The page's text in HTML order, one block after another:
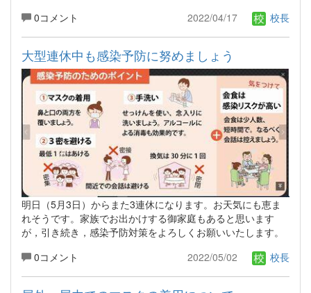
0コメント 2022/04/17 校長
大型連休中も感染予防に努めましょう
明日（5月3日）からまた3連休になります。お天気にも恵ま
れそうです。家族でお出かけする御家庭もあると思います
が，引き続き，感染予防対策をよろしくお願いいたします。
0コメント
2022/05/02 校長